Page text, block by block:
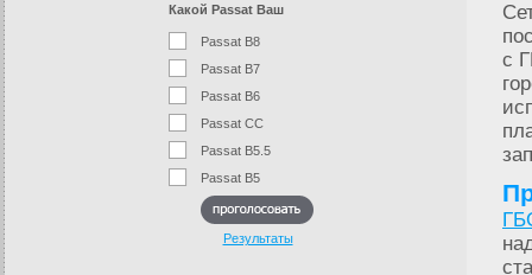
Какой Passat Ваш
Passat B8
Passat B7
Passat B6
Passat CC
Passat B5.5
Passat B5
Результаты
с